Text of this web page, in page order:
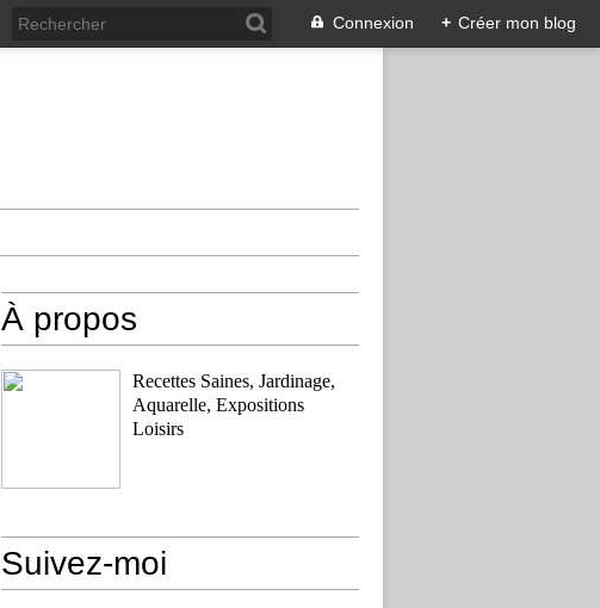
Connexion + Créer mon blog
À propos
Recettes Saines, Jardinage,
Aquarelle, Expositions
Loisirs
Suivez-moi